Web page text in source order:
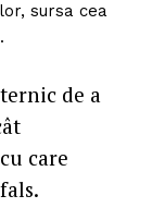
sursa cea
de a
care